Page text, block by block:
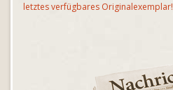
letztes verfügbares Originalexemplar!